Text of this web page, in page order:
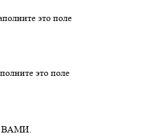
это поле
это поле